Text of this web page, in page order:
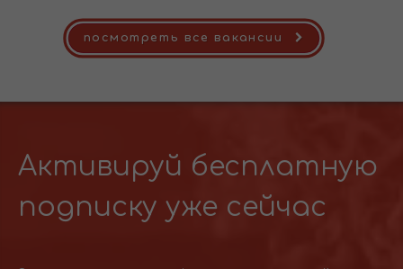
посмотреть все вакансии
Активируй бесплатную
подписку уже сейчас